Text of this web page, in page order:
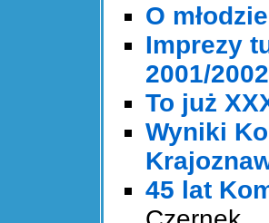
O
Imprezy
2001/2002
To już
Wyniki
45 lat